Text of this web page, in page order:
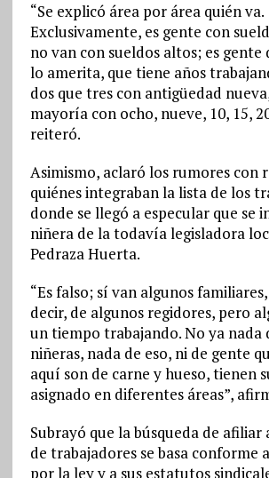
“Se explicó área por área quién va.
Exclusivamente, es gente con
no van con sueldos altos; es gente
lo amerita, que tiene años
dos que tres con antigüedad
mayoría con ocho, nueve, 10, 15,
reiteró.
Asimismo, aclaró los rumores con
quiénes integraban la lista de los
donde se llegó a especular que se
niñera de la todavía legisladora
Pedraza Huerta.
“Es falso; sí van algunos
decir, de algunos regidores, pero
un tiempo trabajando. No ya nada
niñeras, nada de eso, ni de gente
aquí son de carne y hueso, tienen
asignado en diferentes áreas”,
Subrayó que la búsqueda de afiliar
de trabajadores se basa conforme
por la ley y a sus estatutos